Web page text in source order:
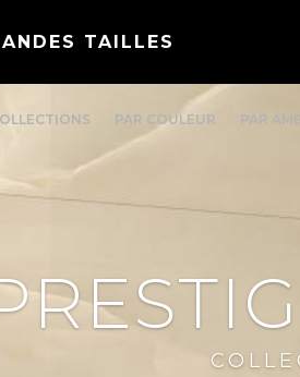
TAILLES
PAR COULEUR PAR